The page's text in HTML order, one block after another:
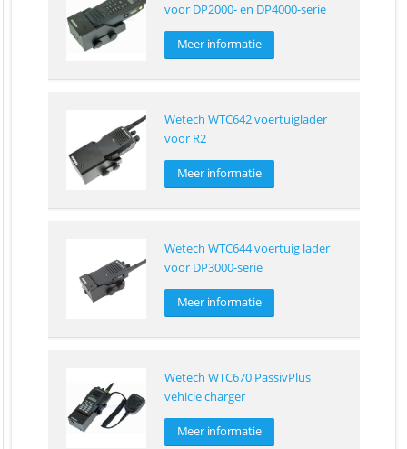
voor DP2000- en DP4000-serie
Meer informatie
Wetech WTC642 voertuiglader
voor R2
Meer informatie
Wetech WTC644 voertuig lader
voor DP3000-serie
Meer informatie
Wetech WTC670 PassivPlus
vehicle charger
Meer informatie